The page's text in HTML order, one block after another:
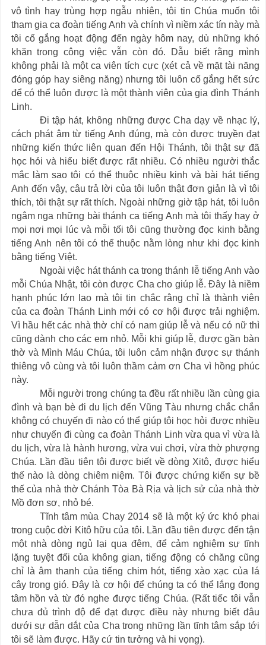
vô tình hay trùng hợp ngẫu nhiên, tôi tin Chúa muốn tôi
tham gia ca đoàn tiếng Anh và chính vì niềm xác tín này mà
tôi cố gắng hoạt động đến ngày hôm nay, dù những khó
khăn trong công việc vẫn còn đó. Dẫu biết rằng mình
không phải là một ca viên tích cực (xét cả về mặt tài năng
đóng góp hay siêng năng) nhưng tôi luôn cố gắng hết sức
để có thể luôn được là một thành viên của gia đình Thánh
Linh.
Đi tập hát, không những được Cha dạy về nhạc lý,
cách phát âm từ tiếng Anh đúng, mà còn được truyền đạt
những kiến thức liên quan đến Hội Thánh, tôi thật sự đã
học hỏi và hiểu biết được rất nhiều. Có nhiều người thắc
mắc làm sao tôi có thể thuộc nhiều kinh và bài hát tiếng
Anh đến vậy, câu trả lời của tôi luôn thật đơn giản là vì tôi
thích, tôi thật sự rất thích. Ngoài những giờ tập hát, tôi luôn
ngâm nga những bài thánh ca tiếng Anh mà tôi thấy hay ở
mọi nơi mọi lúc và mỗi tối tôi cũng thường đọc kinh bằng
tiếng Anh nên tôi có thể thuộc nằm lòng như khi đọc kinh
bằng tiếng Việt.
Ngoài việc hát thánh ca trong thánh lễ tiếng Anh vào
mỗi Chúa Nhật, tôi còn được Cha cho giúp lễ. Đây là niềm
hạnh phúc lớn lao mà tôi tin chắc rằng chỉ là thành viên
của ca đoàn Thánh Linh mới có cơ hội được trải nghiệm.
Vì hầu hết các nhà thờ chỉ có nam giúp lễ và nếu có nữ thì
cũng dành cho các em nhỏ. Mỗi khi giúp lễ, được gần bàn
thờ và Mình Máu Chúa, tôi luôn cảm nhận được sự thánh
thiêng vô cùng và tôi luôn thầm cảm ơn Cha vì hồng phúc
này.
Mỗi người trong chúng ta đều rất nhiều lần cùng gia
đình và bạn bè đi du lịch đến Vũng Tàu nhưng chắc chắn
không có chuyến đi nào có thể giúp tôi học hỏi được nhiều
như chuyến đi cùng ca đoàn Thánh Linh vừa qua vì vừa là
du lịch, vừa là hành hương, vừa vui chơi, vừa thờ phượng
Chúa. Lần đầu tiên tôi được biết về dòng Xitô, được hiểu
thế nào là dòng chiêm niệm. Tôi được chứng kiến sự bề
thế của nhà thờ Chánh Tòa Bà Rịa và lịch sử của nhà thờ
Mồ đơn sơ, nhỏ bé.
Tĩnh tâm mùa Chay 2014 sẽ là một ký ức khó phai
trong cuộc đời Kitô hữu của tôi. Lần đầu tiên được đến tận
một nhà dòng ngủ lại qua đêm, để cảm nghiệm sự tĩnh
lặng tuyệt đối của không gian, tiếng động có chăng cũng
chỉ là âm thanh của tiếng chim hót, tiếng xào xạc của lá
cây trong gió. Đây là cơ hội để chúng ta có thể lắng đọng
tâm hồn và từ đó nghe được tiếng Chúa. (Rất tiếc tôi vẫn
chưa đủ trình độ để đạt được điều này nhưng biết đâu
dưới sự dẫn dắt của Cha trong những lần tĩnh tâm sắp tới
tôi sẽ làm được. Hãy cứ tin tưởng và hi vọng).